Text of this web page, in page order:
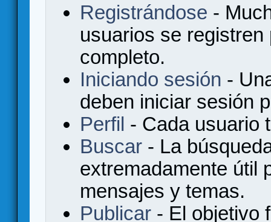
Registrándose -
usuarios se
completo.
Iniciando sesión -
deben iniciar sesión
Perfil - Cada usuario
Buscar - La
extremadamente útil
mensajes y temas.
Publicar - El objetivo